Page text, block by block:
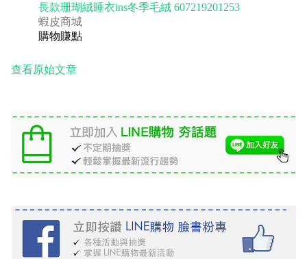
長款珊瑚絨睡衣ins冬季毛絨 607219201253
蝦皮商城
購物賺點
查看原始文章